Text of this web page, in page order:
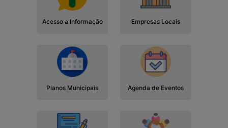
Acesso a Informação Empresas Locais
Planos Municipais Agenda de Eventos